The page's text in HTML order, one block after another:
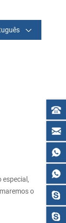
especial,
o
a você e sua